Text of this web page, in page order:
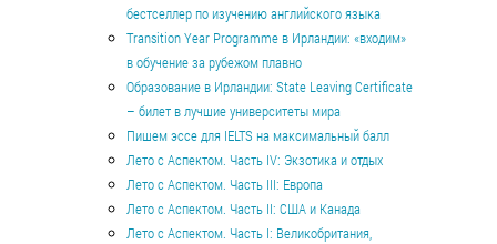
бестселлер по изучению английского языка
Transition Year Programme в Ирландии: «входим»
в обучение за рубежом плавно
Образование в Ирландии: State Leaving Certificate
– билет в лучшие университеты мира
Пишем эссе для IELTS на максимальный балл
Лето с Аспектом. Часть IV: Экзотика и отдых
Лето с Аспектом. Часть III: Европа
Лето с Аспектом. Часть II: США и Канада
Лето с Аспектом. Часть I: Великобритания,